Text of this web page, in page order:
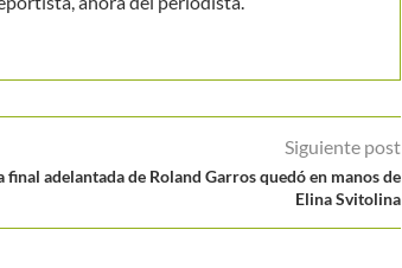
Siguiente post
final adelantada de Roland Garros quedó en manos de
Elina Svitolina